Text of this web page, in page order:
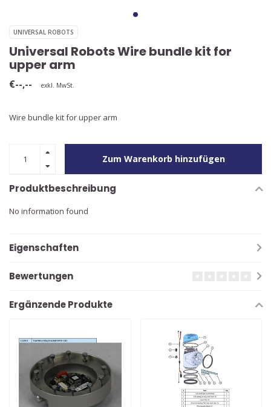
UNIVERSAL ROBOTS
Universal Robots Wire bundle kit for
upper arm
€--,-- exkl. MwSt.
Wire bundle kit for upper arm
Zum Warenkorb hinzufügen
Produktbeschreibung
No information found
Eigenschaften
Bewertungen
Ergänzende Produkte